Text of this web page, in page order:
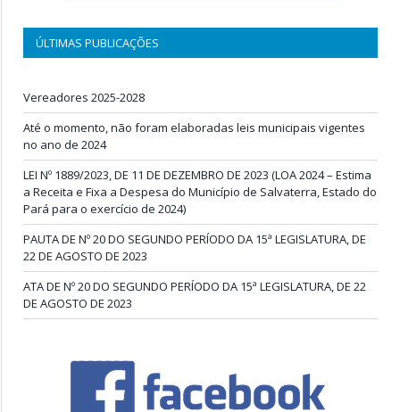
ÚLTIMAS PUBLICAÇÕES
Vereadores 2025-2028
Até o momento, não foram elaboradas leis municipais vigentes
no ano de 2024
LEI Nº 1889/2023, DE 11 DE DEZEMBRO DE 2023 (LOA 2024 – Estima
a Receita e Fixa a Despesa do Município de Salvaterra, Estado do
Pará para o exercício de 2024)
PAUTA DE Nº 20 DO SEGUNDO PERÍODO DA 15ª LEGISLATURA, DE
22 DE AGOSTO DE 2023
ATA DE Nº 20 DO SEGUNDO PERÍODO DA 15ª LEGISLATURA, DE 22
DE AGOSTO DE 2023